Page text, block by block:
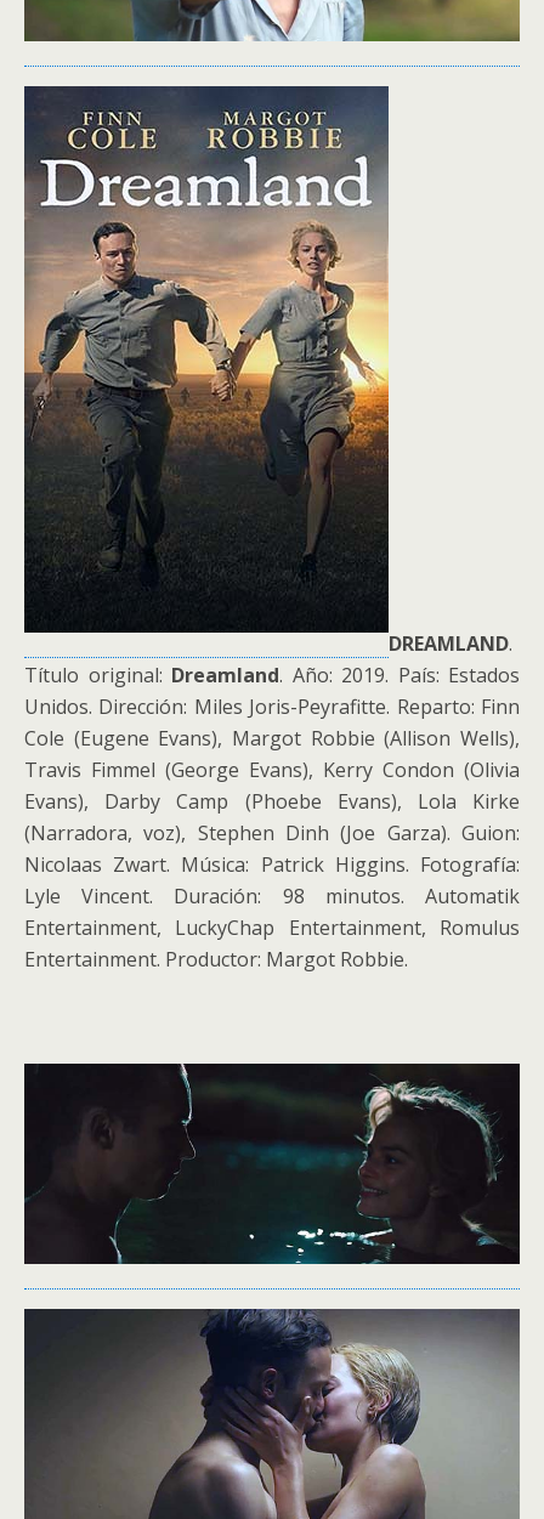
DREAMLAND.
Título original: Dreamland. Año: 2019. País: Estados
Unidos. Dirección: Miles Joris-Peyrafitte. Reparto: Finn
Cole (Eugene Evans), Margot Robbie (Allison Wells),
Travis Fimmel (George Evans), Kerry Condon (Olivia
Evans), Darby Camp (Phoebe Evans), Lola Kirke
(Narradora, voz), Stephen Dinh (Joe Garza). Guion:
Nicolaas Zwart. Música: Patrick Higgins. Fotografía:
Lyle Vincent. Duración: 98 minutos. Automatik
Entertainment, LuckyChap Entertainment, Romulus
Entertainment. Productor: Margot Robbie.